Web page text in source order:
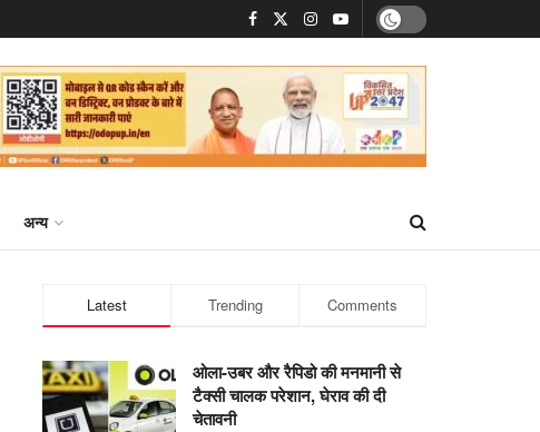
अन्य
Latest Trending Comments
ओला-उबर और रैपिडो की मनमानी से
टैक्सी चालक परेशान, घेराव की दी
चेतावनी